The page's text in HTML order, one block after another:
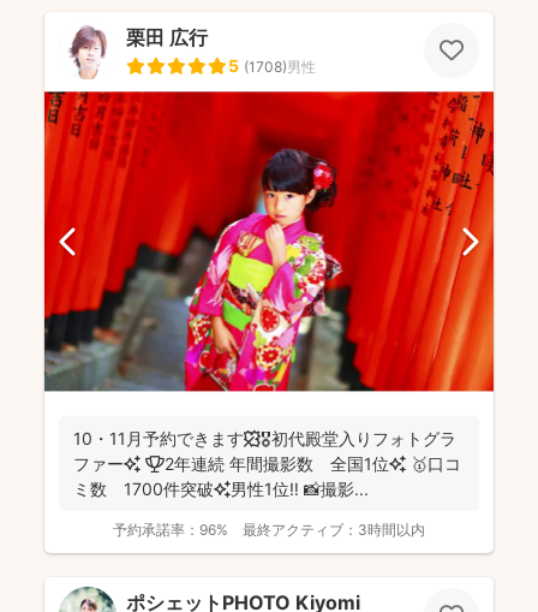
栗田 広行
5 (1708)男性
10・11月予約できます🍁🎖初代殿堂入りフォトグラ
ファー✨ 🏆2年連続 年間撮影数 全国1位✨ 🥇口コ
ミ数 1700件突破✨男性1位‼️ 📸撮影...
予約承諾率： 96% 最終アクティブ： 3時間以内
ポシェットPHOTO Kiyomi